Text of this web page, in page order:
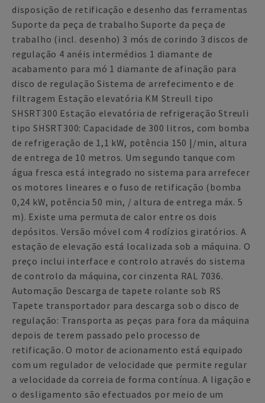
disposição de retificação e desenho das ferramentas
Suporte da peça de trabalho Suporte da peça de
trabalho (incl. desenho) 3 mós de corindo 3 discos de
regulação 4 anéis intermédios 1 diamante de
acabamento para mó 1 diamante de afinação para
disco de regulação Sistema de arrefecimento e de
filtragem Estação elevatória KM Streull tipo
SHSRT300 Estação elevatória de refrigeração Streuli
tipo SHSRT300: Capacidade de 300 litros, com bomba
de refrigeração de 1,1 kW, potência 150 |/min, altura
de entrega de 10 metros. Um segundo tanque com
água fresca está integrado no sistema para arrefecer
os motores lineares e o fuso de retificação (bomba
0,24 kW, potência 50 min, / altura de entrega máx. 5
m). Existe uma permuta de calor entre os dois
depósitos. Versão móvel com 4 rodízios giratórios. A
estação de elevação está localizada sob a máquina. O
preço inclui interface e controlo através do sistema
de controlo da máquina, cor cinzenta RAL 7036.
Automação Descarga de tapete rolante sob RS
Tapete transportador para descarga sob o disco de
regulação: Transporta as peças para fora da máquina
depois de terem passado pelo processo de
retificação. O motor de acionamento está equipado
com um regulador de velocidade que permite regular
a velocidade da correia de forma contínua. A ligação e
o desligamento são efectuados por meio de um